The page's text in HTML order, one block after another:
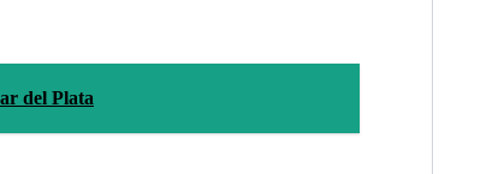
del Plata